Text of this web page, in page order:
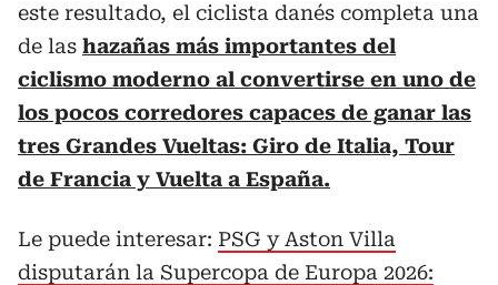
este resultado, el ciclista danés completa una
de las hazañas más importantes del
ciclismo moderno al convertirse en uno de
los pocos corredores capaces de ganar las
tres Grandes Vueltas: Giro de Italia, Tour
de Francia y Vuelta a España.
Le puede interesar: PSG y Aston Villa
disputarán la Supercopa de Europa 2026: